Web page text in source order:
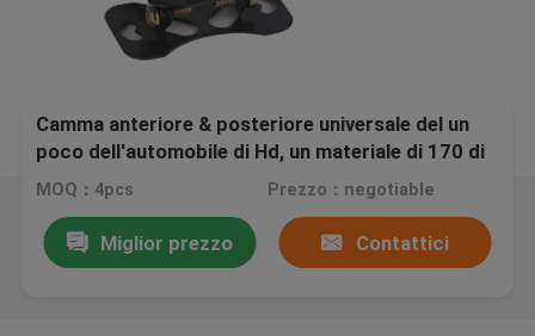
Camma anteriore & posteriore universale del un
poco dell'automobile di Hd, un materiale di 170 di
grado del un poco ABS della camma
MOQ：4pcs Prezzo：negotiable
Miglior prezzo Contattici